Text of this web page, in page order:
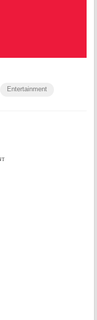
Entertainment